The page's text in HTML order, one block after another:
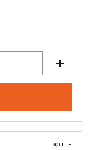
арт. -